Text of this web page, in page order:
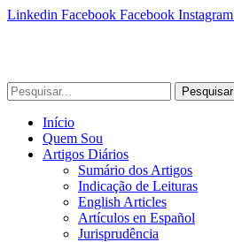
Linkedin Facebook Facebook Instagram
Pesquisar
Início
Quem Sou
Artigos Diários
Sumário dos Artigos
Indicação de Leituras
English Articles
Artículos en Español
Jurisprudência